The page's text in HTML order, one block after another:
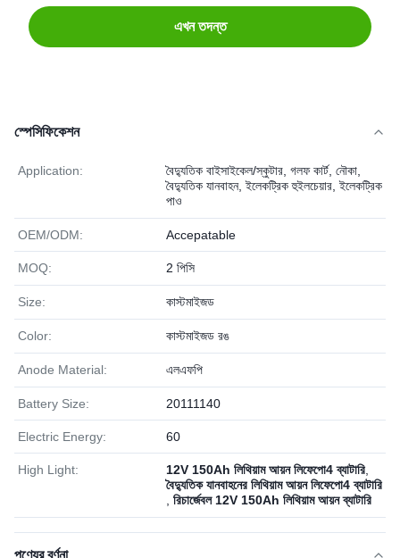
এখন তদন্ত
স্পেসিফিকেশন
Application:
বৈদ্যুতিক বাইসাইকেল/স্কুটার, গলফ কার্ট, নৌকা,
বৈদ্যুতিক যানবাহন, ইলেকট্রিক হুইলচেয়ার, ইলেকট্রিক
পাও
OEM/ODM: Accepatable
MOQ: 2 পিসি
Size: কাস্টমাইজড
Color: কাস্টমাইজড রঙ
Anode Material: এলএফপি
Battery Size: 20111140
Electric Energy: 60
High Light: 12V 150Ah লিথিয়াম আয়ন লিফেপো4 ব্যাটারি
বৈদ্যুতিক যানবাহনের লিথিয়াম আয়ন লিফেপো4 ব্যাটারি
রিচার্জেবল 12V 150Ah লিথিয়াম আয়ন ব্যাটারি
পণ্যের বর্ণনা